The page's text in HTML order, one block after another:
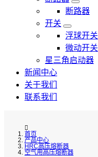
断路器
开关
浮球开关
微动开关
星三角启动器
新闻中心
关于我们
联系我们
首页
产品中心
HRC高压熔断器
空气用高压熔断器